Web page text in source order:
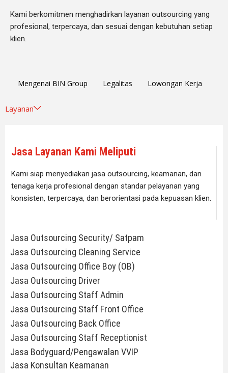
Kami berkomitmen menghadirkan layanan outsourcing yang
profesional, terpercaya, dan sesuai dengan kebutuhan setiap
klien.
Mengenai BIN Group Legalitas Lowongan Kerja
Layanan
Jasa Layanan Kami Meliputi
Kami siap menyediakan jasa outsourcing, keamanan, dan
tenaga kerja profesional dengan standar pelayanan yang
konsisten, terpercaya, dan berorientasi pada kepuasan klien.
Jasa Outsourcing Security/ Satpam
Jasa Outsourcing Cleaning Service
Jasa Outsourcing Office Boy (OB)
Jasa Outsourcing Driver
Jasa Outsourcing Staff Admin
Jasa Outsourcing Staff Front Office
Jasa Outsourcing Back Office
Jasa Outsourcing Staff Receptionist
Jasa Bodyguard/Pengawalan VVIP
Jasa Konsultan Keamanan